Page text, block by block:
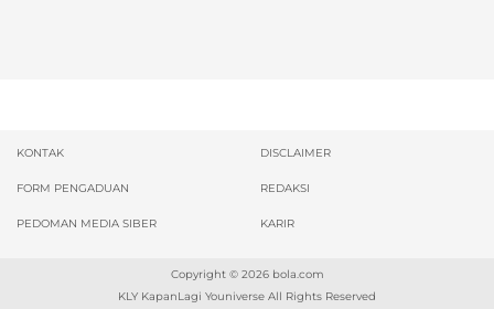
KONTAK DISCLAIMER
FORM PENGADUAN REDAKSI
PEDOMAN MEDIA SIBER KARIR
Copyright © 2026 bola.com
KLY KapanLagi Youniverse All Rights Reserved